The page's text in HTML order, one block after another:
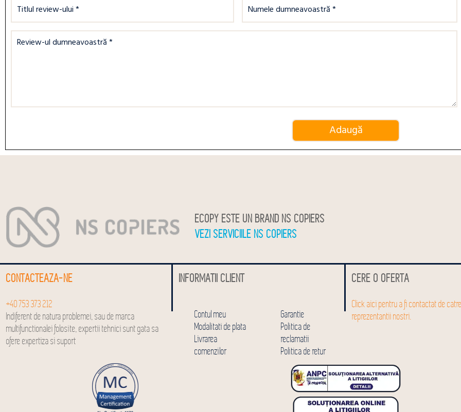
ECOPY ESTE UN BRAND NS COPIERS
VEZI SERVICIILE NS COPIERS
CONTACTEAZA-NE
+40 753 373 212
Indiferent de natura problemei, sau de marca
multifunctionalei folosite, expertii tehnici sunt gata sa
ofere expertiza si suport
INFORMATII CLIENT
Contul meu
Modalitati de plata
Livrarea
comenzilor
Garantie
Politica de
reclamatii
Politica de retur
CERE O OFERTA
Click aici pentru a fi contactat de
reprezentantii nostri.